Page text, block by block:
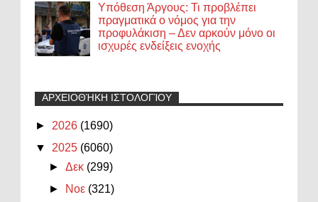
Υπόθεση Άργους: Τι προβλέπει
πραγματικά ο νόμος για την
προφυλάκιση – Δεν αρκούν μόνο οι
ισχυρές ενδείξεις ενοχής
ΑΡΧΕΙΟΘΉΚΗ ΙΣΤΟΛΟΓΊΟΥ
► 2026 (1690)
▼ 2025 (6060)
►Δεκ (299)
►
Νοε (321)